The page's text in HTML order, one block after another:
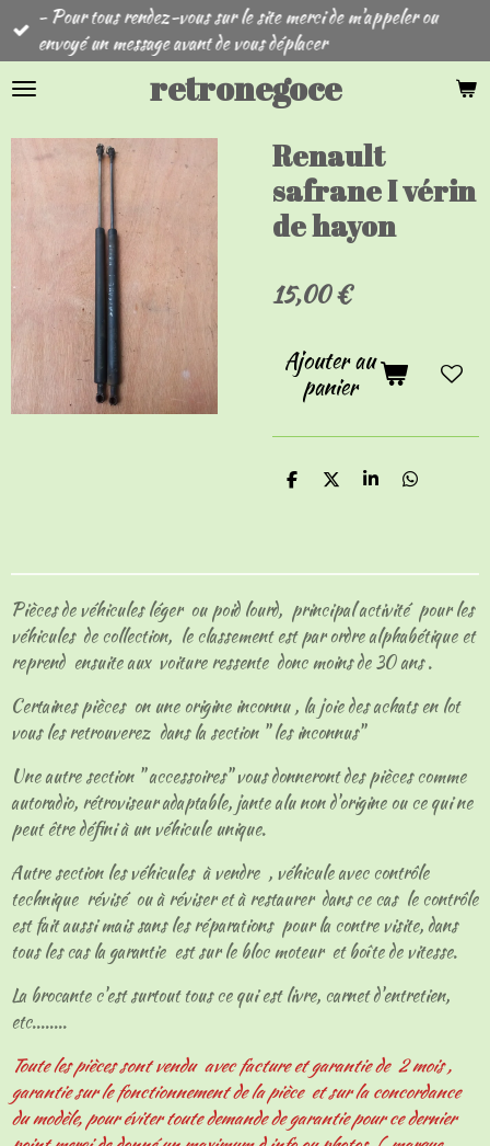
Passer
principal
retronegoce
- Pour tous rendez-vous sur le site merci de m'appeler ou
envoyé un message avant de vous déplacer
Renault
safrane I vérin
de hayon
15,00 €
Ajouter au
panier
P
g
r
P
g
r
P
g
r
P
g
r
Pièces de véhicules léger ou poid lourd, principal activité pour les
véhicules de collection, le classement est par ordre alphabétique et
reprend ensuite aux voiture ressente donc moins de 30 ans .
Certaines pièces on une origine inconnu , la joie des achats en lot
vous les retrouverez dans la section " les inconnus"
Une autre section " accessoires" vous donneront des pièces comme
autoradio, rétroviseur adaptable, jante alu non d'origine ou ce qui ne
peut être défini à un véhicule unique.
Autre section les véhicules à vendre , véhicule avec contrôle
technique révisé ou à réviser et à restaurer dans ce cas le contrôle
est fait aussi mais sans les réparations pour la contre visite, dans
tous les cas la garantie est sur le bloc moteur et boîte de vitesse.
La brocante c'est surtout tous ce qui est livre, carnet d'entretien,
etc........
Toute les pièces sont vendu avec facture et garantie de 2 mois ,
garantie sur le fonctionnement de la pièce et sur la concordance
du modèle, pour éviter toute demande de garantie pour ce dernier